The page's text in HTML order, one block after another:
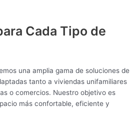
Cada Tipo de
una amplia gama de soluciones de
tanto a viviendas unifamiliares
o comercios. Nuestro objetivo es
más confortable, eficiente y